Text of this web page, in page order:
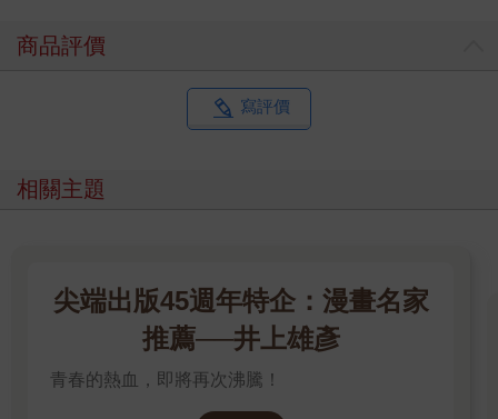
商品評價
寫評價
相關主題
尖端出版45週年特企：漫畫名家
推薦──井上雄彥
青春的熱血，即將再次沸騰！